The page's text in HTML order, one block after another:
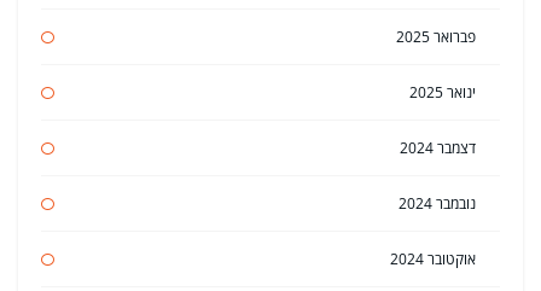
פברואר 2025
ינואר 2025
דצמבר 2024
נובמבר 2024
אוקטובר 2024